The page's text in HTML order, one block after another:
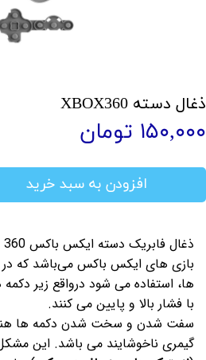
ذغال دسته XBOX360
۱۵۰,۰۰۰ تومان
افزودن به سبد خرید
بازی های ایکس باکس می‌باشد که
ها، استفاده می شود درواقع زیر دکمه
با فشار بالا و پایین می کنند.
سفت شدن و سخت شدن دکمه ها
گیمری ناخوشایند می باشد. این